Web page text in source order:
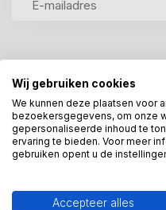
We helpen graag met uw
ons 7 dagen per week: 06-
Wij gebruiken cookies
We kunnen deze plaatsen voor
bezoekersgegevens, om onze
gepersonaliseerde inhoud te
ervaring te bieden. Voor meer
gebruiken opent u de
Accepteer alles